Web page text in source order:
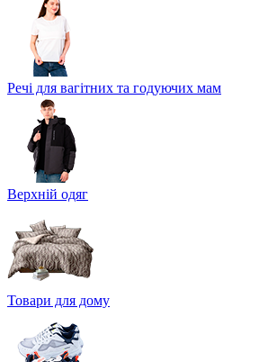
Речі для вагітних та годуючих мам
Верхній одяг
Товари для дому